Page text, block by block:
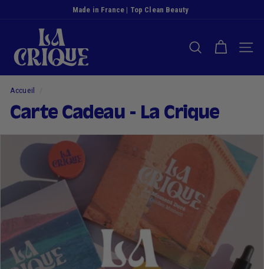
Made in France | Top Clean Beauty
a
C
r
i
q
u
RECHERCHER
Accueil
Carte Cadeau - La Crique